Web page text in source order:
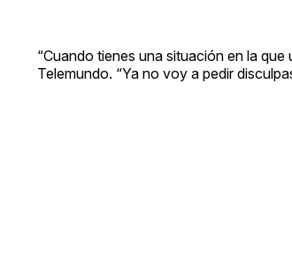
“Cuando tienes una situación en la
Telemundo. “Ya no voy a pedir